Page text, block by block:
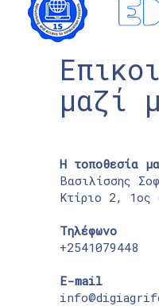
μαζί
Η τοποθεσία
Βασιλίσσης
Κτίριο 2, 1ος
Τηλέφωνο
+2541079448
E-mail